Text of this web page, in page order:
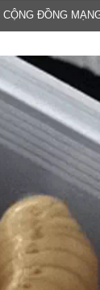
Tài
hàng
Kinh
Hồ
Xu
Tiêu
luận
Công
CỘNG ĐỒNG